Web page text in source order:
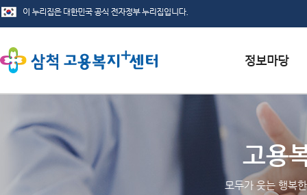
서식자료실
채용정보
인재정보
관련사이트
고용
모두가 웃는 행복